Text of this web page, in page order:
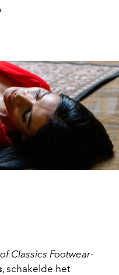
Classics Footwear-
, schakelde het